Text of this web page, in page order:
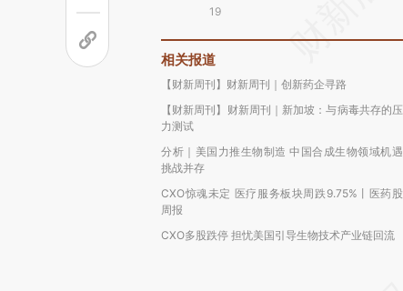
19
相关报道
【财新周刊】财新周刊｜创新药企寻路
【财新周刊】财新周刊｜新加坡：与病毒共存的压
力测试
分析｜美国力推生物制造 中国合成生物领域机遇
挑战并存
CXO惊魂未定 医疗服务板块周跌9.75%丨医药股
周报
CXO多股跌停 担忧美国引导生物技术产业链回流